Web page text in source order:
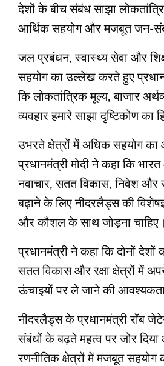
देशों के बीच संबंध साझा
आर्थिक सहयोग और मजबूत जन-
जल प्रबंधन, स्वास्थ्य सेवा और
सहयोग का उल्‍लेख करते हुए
कि लोकतांत्रिक मूल्य, बाजार
व्यवहार हमारे साझा दृष्टिकोण का
उभरते क्षेत्रों में अधिक सहयोग का
प्रधानमंत्री मोदी ने कहा कि
नवाचार, सतत विकास, निवेश और
बढ़ाने के लिए नीदरलैड्स की
और कौशल के साथ जोड़ना चाहिए।
प्रधानमंत्री ने कहा कि दोनों देशों
सतत विकास और रक्षा क्षेत्रों में
ऊंचाइयों पर ले जाने की
नीदरलैड्स के प्रधानमंत्री रॉब
संबंधों के बढ़ते महत्व पर जोर
रणनीतिक क्षेत्रों में मजबूत सहयोग